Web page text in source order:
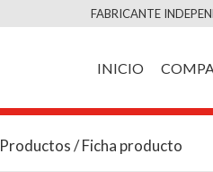
FABRICANTE
INICIO
Productos/ Ficha producto